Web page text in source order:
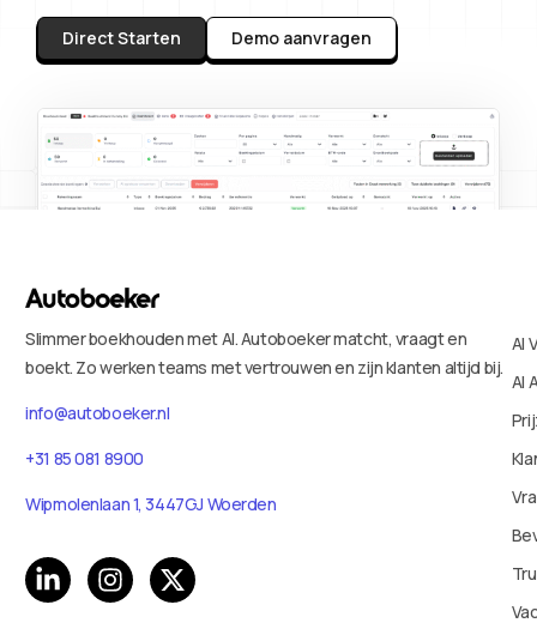
Direct Starten Demo aanvragen
Slimmer boekhouden met AI. Autoboeker matcht, vraagt en
boekt. Zo werken teams met vertrouwen en zijn klanten altijd bij.
info@autoboeker.nl
+31 85 081 8900
Wipmolenlaan 1, 3447GJ Woerden
AI
AI